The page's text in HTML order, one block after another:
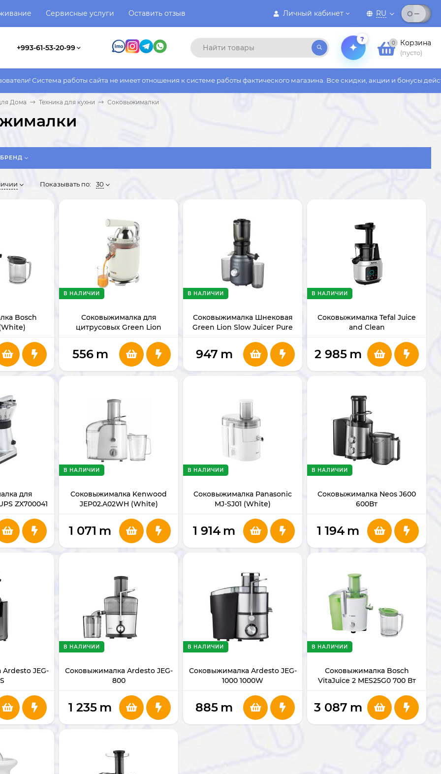
Личный кабинет RU
Сервисные услуги Оставить отзыв
+993-61-53-20-99
?
0 Корзина
(пусто)
не имеет отношения к системе работы фактического магазина. Все скидки, акции и бонусы действуют только на сайте
Дома Техника для кухни Соковыжималки
БРЕНД
Показывать по: 30
Bosch
Соковыжималка для
цитрусовых Green Lion
В НАЛИЧИИ
556 m
Соковыжималка Шнековая
Green Lion Slow Juicer Pure
В НАЛИЧИИ
947 m
Соковыжималка Tefal Juice
and Clean
В НАЛИЧИИ
2 985 m
для
ZX700041
Соковыжималка Kenwood
JEP02.A02WH (White)
В НАЛИЧИИ
1 071 m
Соковыжималка Panasonic
MJ-SJ01 (White)
В НАЛИЧИИ
1 914 m
Соковыжималка Neos J600
600Вт
В НАЛИЧИИ
1 194 m
JEG-
Соковыжималка Ardesto JEG-
800
В НАЛИЧИИ
1 235 m
Соковыжималка Ardesto JEG-
1000 1000W
В НАЛИЧИИ
885 m
Соковыжималка Bosch
VitaJuice 2 MES25G0 700 Вт
В НАЛИЧИИ
3 087 m